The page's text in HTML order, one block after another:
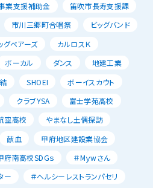
業支援補助金
笛吹市長寿支援課
市川三郷町合唱祭
ビッグバンド
グベアーズ
カルロスＫ
ボーカル ダンス
地建工業
SHOEI
ボーイスカウト
クラブYSA
富士学苑高校
空高校
やまなし土偶探訪
献血
甲府地区建設業協会
府南高校SDGｓ
＃Mｙwさん
ー
＃ヘルシーレストランパセリ